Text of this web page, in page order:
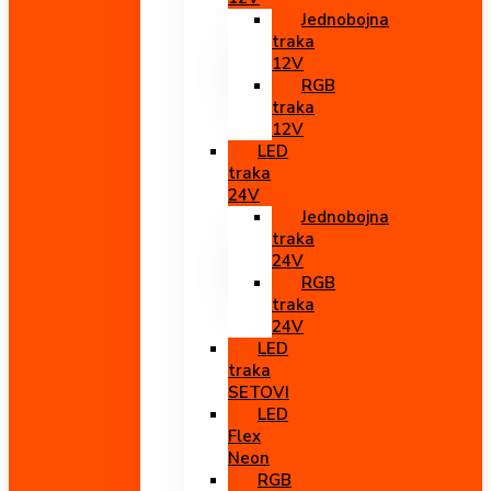
Jednobojna
traka
12V
RGB
traka
12V
LED
traka
24V
Jednobojna
traka
24V
RGB
traka
24V
LED
traka
SETOVI
LED
Flex
Neon
RGB